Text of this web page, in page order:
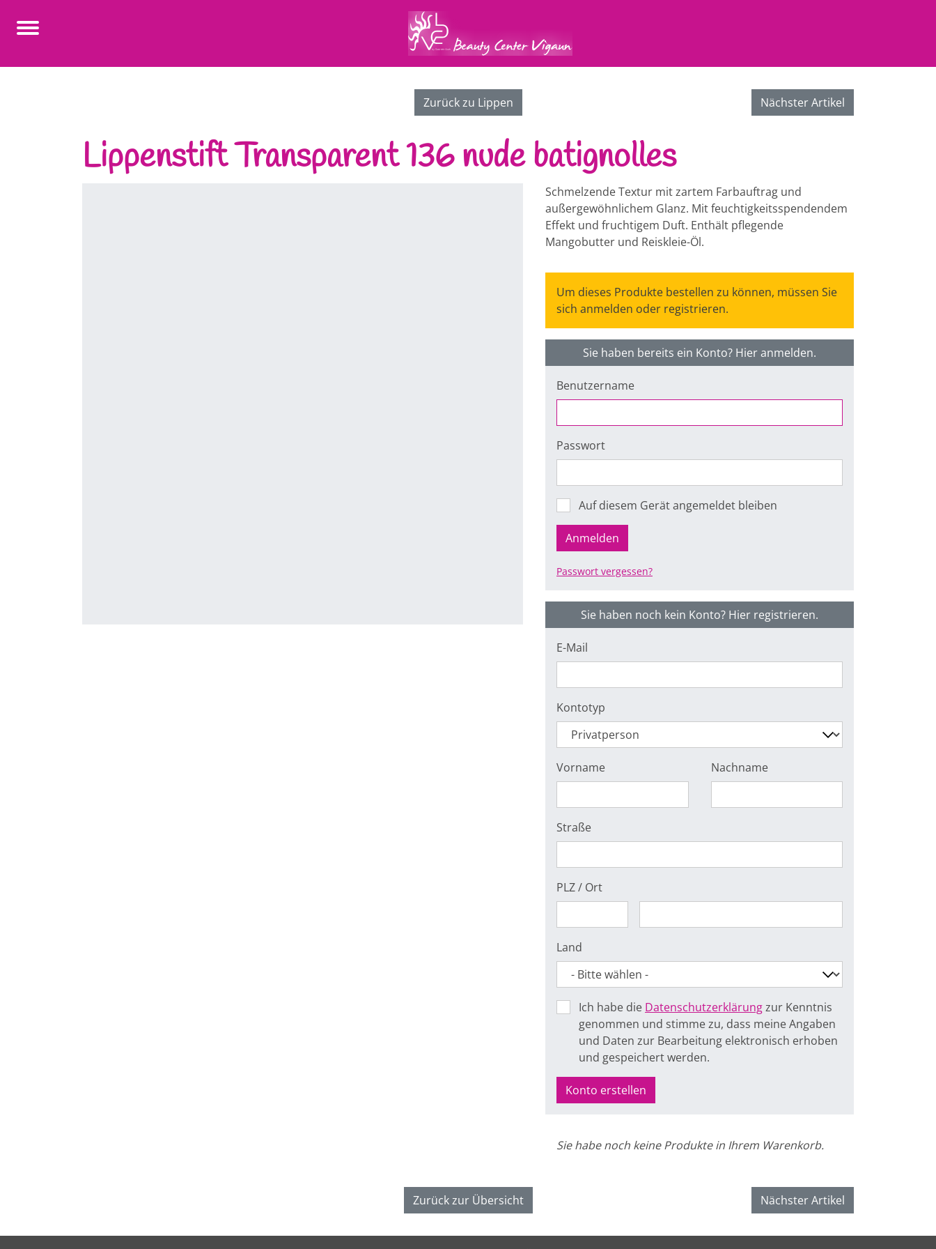
Zurück zu Lippen Nächster Artikel
Lippenstift Transparent 136 nude batignolles
Schmelzende Textur mit zartem Farbauftrag und
außergewöhnlichem Glanz. Mit feuchtigkeitsspendendem
Effekt und fruchtigem Duft. Enthält pflegende
Mangobutter und Reiskleie-Öl.
Um dieses Produkte bestellen zu können, müssen Sie
sich anmelden oder registrieren.
Sie haben bereits ein Konto? Hier anmelden.
Benutzername
Passwort
Auf diesem Gerät angemeldet bleiben
Anmelden
Passwort vergessen?
Sie haben noch kein Konto? Hier registrieren.
E-Mail
Kontotyp
Vorname Nachname
Straße
PLZ / Ort
Land
Ich habe die Datenschutzerklärungzur Kenntnis
genommen und stimme zu, dass meine Angaben
und Daten zur Bearbeitung elektronisch erhoben
und gespeichert werden.
Konto erstellen
Sie habe noch keine Produkte in Ihrem Warenkorb.
Zurück zur Übersicht Nächster Artikel